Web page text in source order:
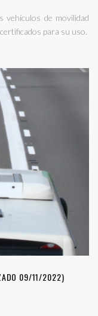
de movilidad
para su uso.
09/11/2022)